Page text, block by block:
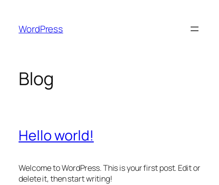
WordPress
Blog
Hello world!
Welcome to WordPress. This is your first post. Edit or
delete it, then start writing!